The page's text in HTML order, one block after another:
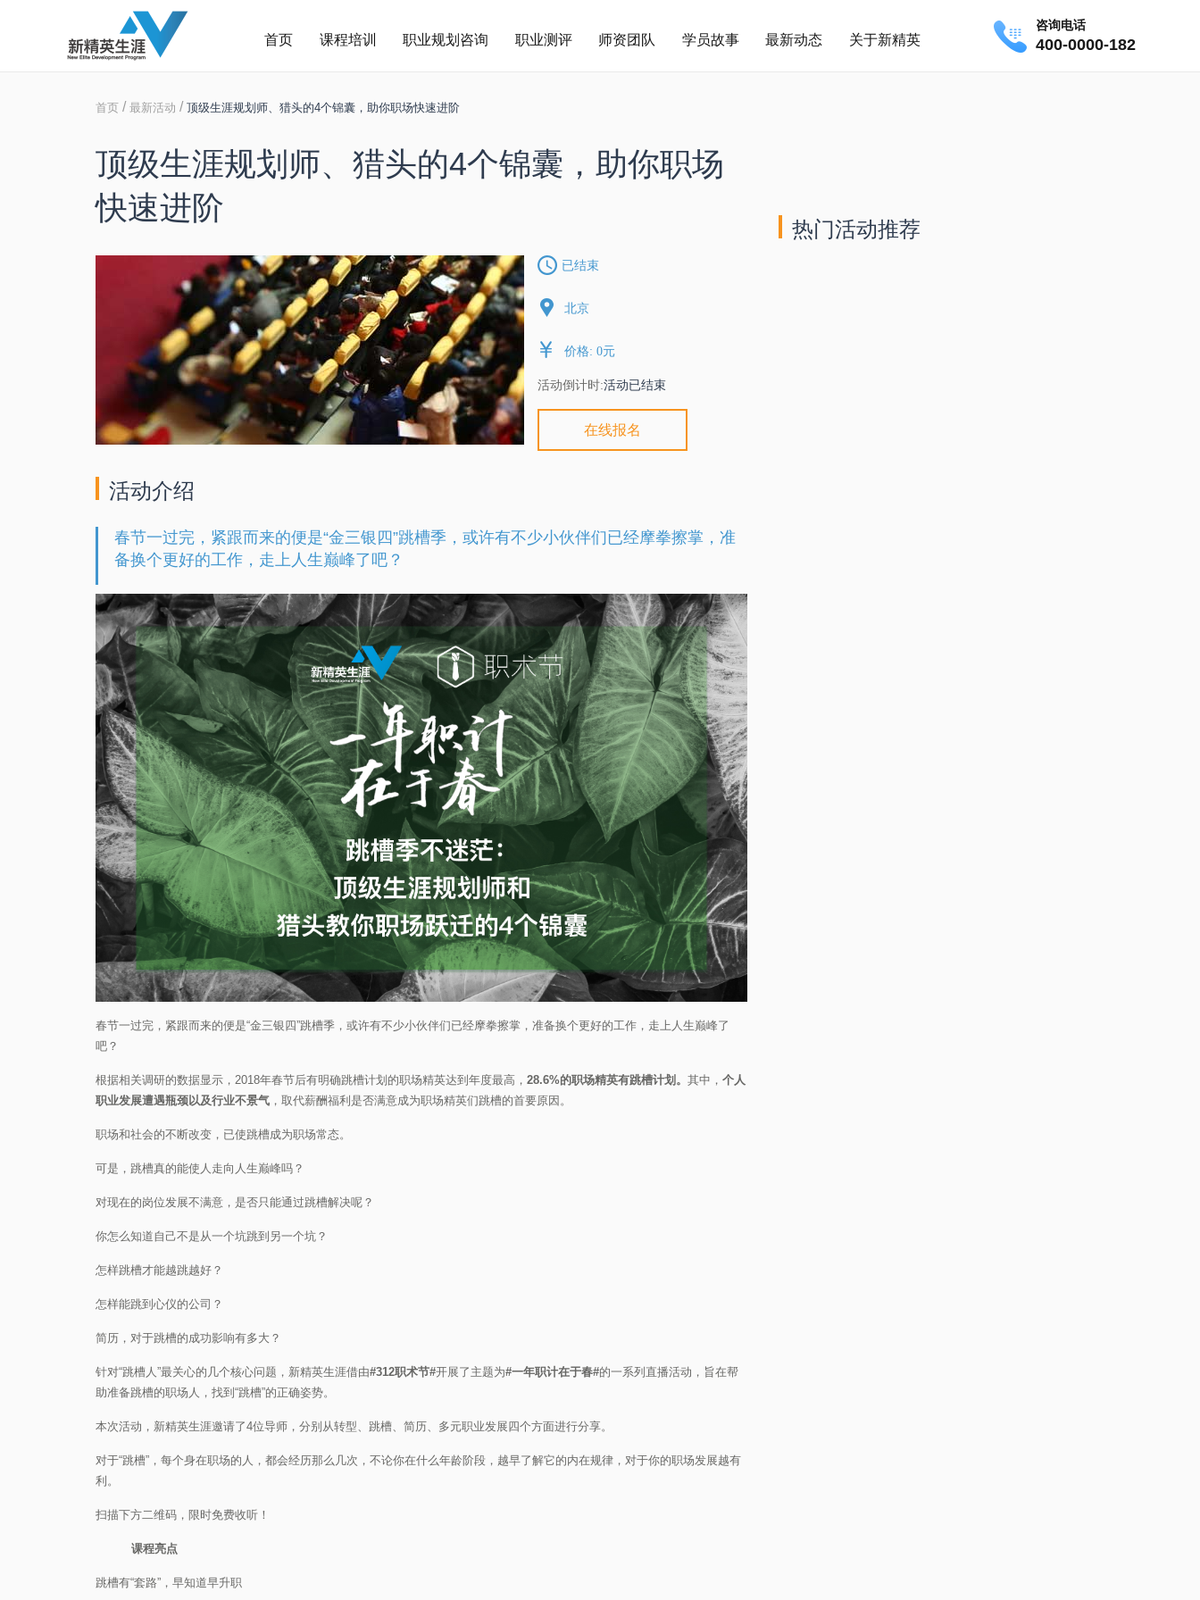
首页 课程培训 职业规划咨询 职业测评 师资团队 学员故事 最新动态 关于新精英
咨询电话
400-0000-182
首页/ 最新活动 / 顶级生涯规划师、猎头的4个锦囊，助你职场快速进阶
顶级生涯规划师、猎头的4个锦囊，助你职场
快速进阶
已结束
北京
价格: 0元
活动倒计时:活动已结束
在线报名
活动介绍
春节一过完，紧跟而来的便是“金三银四”跳槽季，或许有不少小伙伴们已经摩拳擦掌，准
备换个更好的工作，走上人生巅峰了吧？
春节一过完，紧跟而来的便是“金三银四”跳槽季，或许有不少小伙伴们已经摩拳擦掌，准备换个更好的工作，走上人生巅峰了
吧？
根据相关调研的数据显示，2018年春节后有明确跳槽计划的职场精英达到年度最高， 28.6%的职场精英有跳槽计划。 其中， 个人
职业发展遭遇瓶颈以及行业不景气，取代薪酬福利是否满意成为职场精英们跳槽的首要原因。
职场和社会的不断改变，已使跳槽成为职场常态。
可是，跳槽真的能使人走向人生巅峰吗？
对现在的岗位发展不满意，是否只能通过跳槽解决呢？
你怎么知道自己不是从一个坑跳到另一个坑？
怎样跳槽才能越跳越好？
怎样能跳到心仪的公司？
简历，对于跳槽的成功影响有多大？
针对“跳槽人”最关心的几个核心问题，新精英生涯借由#312职术节#开展了主题为#一年职计在于春#的一系列直播活动，旨在帮
助准备跳槽的职场人，找到“跳槽”的正确姿势。
本次活动，新精英生涯邀请了4位导师，分别从转型、跳槽、简历、多元职业发展四个方面进行分享。
对于“跳槽”，每个身在职场的人，都会经历那么几次，不论你在什么年龄阶段，越早了解它的内在规律，对于你的职场发展越有
利。
扫描下方二维码，限时免费收听！
课程亮点
跳槽有“套路”，早知道早升职
热门活动推荐